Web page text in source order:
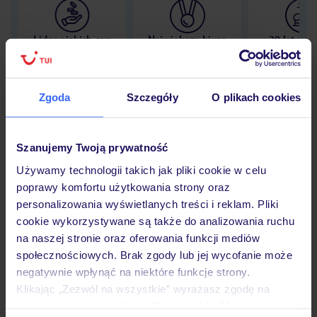
Zgoda Szczegóły O plikach cookies
Szanujemy Twoją prywatność
Używamy technologii takich jak pliki cookie w celu
poprawy komfortu użytkowania strony oraz
personalizowania wyświetlanych treści i reklam. Pliki
cookie wykorzystywane są także do analizowania ruchu
na naszej stronie oraz oferowania funkcji mediów
społecznościowych. Brak zgody lub jej wycofanie może
negatywnie wpłynąć na niektóre funkcje strony.
Klikając „Zezwól na wszystkie” wyrażasz zgodę na
Lider niskich cen
Największe biuro
30 lat w
Hotel
Pokoje
Wyżywienie
Atrakcje